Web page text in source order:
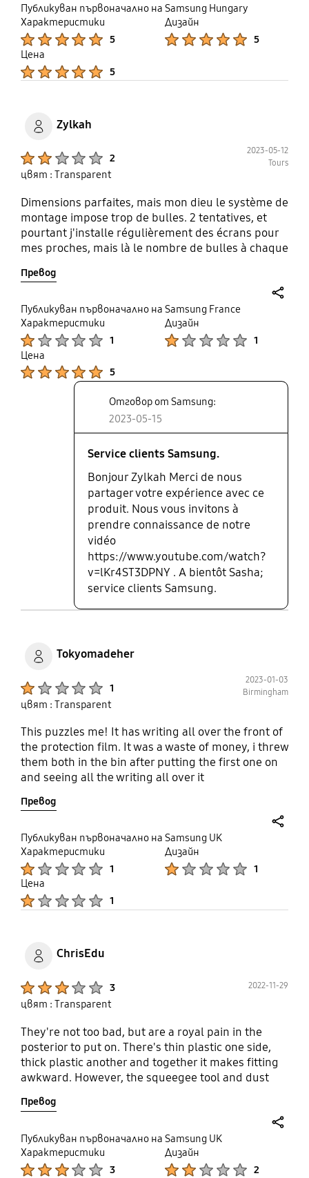
Публикуван първоначално на Samsung Hungary
Характеристики
5
Дизайн
5
Цена
5
Zylkah
2
2023-05-12
Tours
цвят : Transparent
Dimensions parfaites, mais mon dieu le système de
montage impose trop de bulles. 2 tentatives, et
pourtant j'installe régulièrement des écrans pour
mes proches, mais là le nombre de bulles à chaque
protection d'une autre marque, les dimensions
étaient moins bonnes, mais aucune bulle. J'attends
de voir ce que le service client peut proposer...
Превод
Публикуван първоначално на Samsung France
Характеристики
1
Дизайн
1
Цена
5
Отговор от Samsung:
2023-05-15
Service clients Samsung.
Bonjour Zylkah Merci de nous
partager votre expérience avec ce
produit. Nous vous invitons à
prendre connaissance de notre
vidéo
https://www.youtube.com/watch?
v=lKr4ST3DPNY . A bientôt Sasha;
service clients Samsung.
Tokyomadeher
1
2023-01-03
Birmingham
цвят : Transparent
This puzzles me! It has writing all over the front of
the protection film. It was a waste of money, i threw
them both in the bin after putting the first one on
and seeing all the writing all over it
Превод
Публикуван първоначално на Samsung UK
Характеристики
1
Дизайн
1
Цена
1
ChrisEdu
3 2022-11-29
цвят : Transparent
They're not too bad, but are a royal pain in the
posterior to put on. There's thin plastic one side,
thick plastic another and together it makes fitting
awkward. However, the squeegee tool and dust
protective film.
Превод
Публикуван първоначално на Samsung UK
Характеристики
3
Дизайн
2